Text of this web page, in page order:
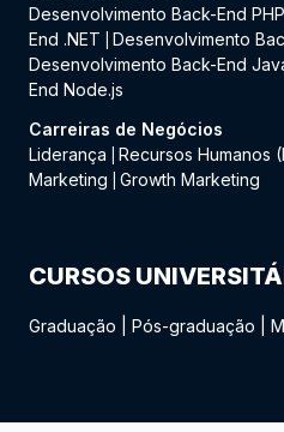
Desenvolvimento Back-End PHP
End .NET
Desenvolvimento
Desenvolvimento Back-End
End Node.js
Carreiras de Negócios
Liderança
Recursos Humanos
Marketing
Growth Marketing
CURSOS
Graduação Pós-graduação